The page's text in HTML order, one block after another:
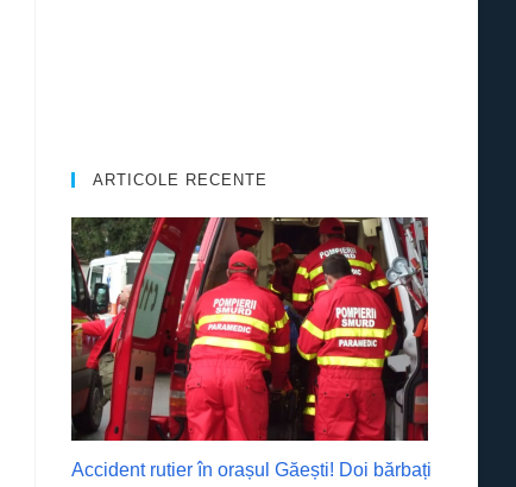
ARTICOLE RECENTE
Accident rutier în orașul Găești! Doi bărbați